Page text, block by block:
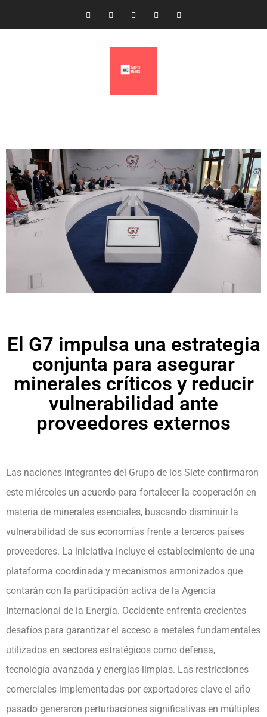
El G7 impulsa una estrategia
conjunta para asegurar
minerales críticos y reducir
vulnerabilidad ante
proveedores externos
Las naciones integrantes del Grupo de los Siete confirmaron
este miércoles un acuerdo para fortalecer la cooperación en
materia de minerales esenciales, buscando disminuir la
vulnerabilidad de sus economías frente a terceros países
proveedores. La iniciativa incluye el establecimiento de una
plataforma coordinada y mecanismos armonizados que
contarán con la participación activa de la Agencia
Internacional de la Energía. Occidente enfrenta crecientes
desafíos para garantizar el acceso a metales fundamentales
utilizados en sectores estratégicos como defensa,
tecnología avanzada y energías limpias. Las restricciones
comerciales implementadas por exportadores clave el año
pasado generaron perturbaciones significativas en múltiples